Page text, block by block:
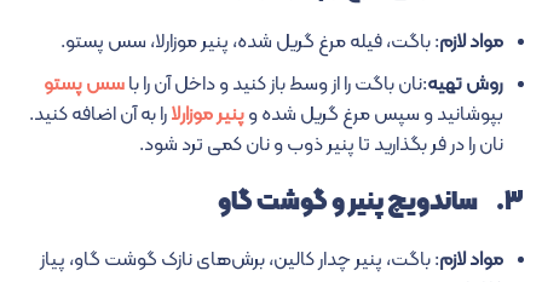
مواد لازم: باگت، فیله مرغ گریل شده، پنیر موزارلا، سس پستو.
روش تهیه:نان باگت را از وسط باز کنید و داخل آن را باسس پستو
بپوشانید و سپس مرغ گریل شده وپنیر موزارلارا به آن اضافه کنید.
نان را در فر بگذارید تا پنیر ذوب و نان کمی ترد شود.
۳. ساندویچ پنیر و گوشت گاو
مواد لازم: باگت، پنیر چدار کالین، برش‌های نازک گوشت گاو، پیاز